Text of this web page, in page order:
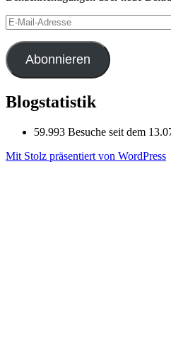
E-
Mail-
Adresse
Abonnieren
Blogstatistik
59.993 Besuche seit dem
Mit Stolz präsentiert von WordPress